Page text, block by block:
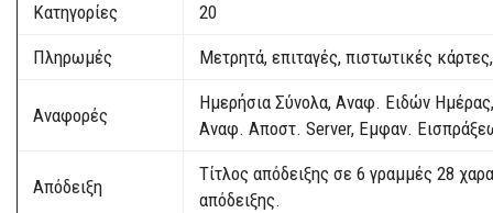
Κατηγορίες 20
Πληρωμές Μετρητά, επιταγές, πιστωτικές
Αναφορές
Ημερήσια Σύνολα, Αναφ. Ειδών
Αναφ. Αποστ. Server, Εμφαν.
Απόδειξη
Τίτλος απόδειξης σε 6 γραμμές 28
απόδειξης.